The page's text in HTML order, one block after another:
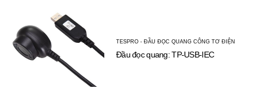
TESPRO - ĐẦU ĐỌC QUANG CÔNG TƠ ĐIỆN
Đầu đọc quang: TP-USB-IEC